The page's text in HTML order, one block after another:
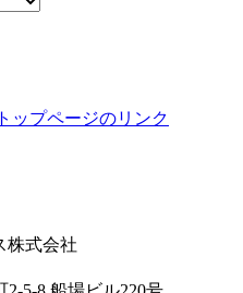
株式会社